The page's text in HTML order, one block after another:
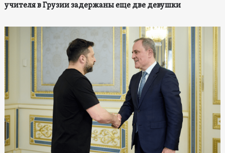
учителя в Грузии задержаны еще две девушки